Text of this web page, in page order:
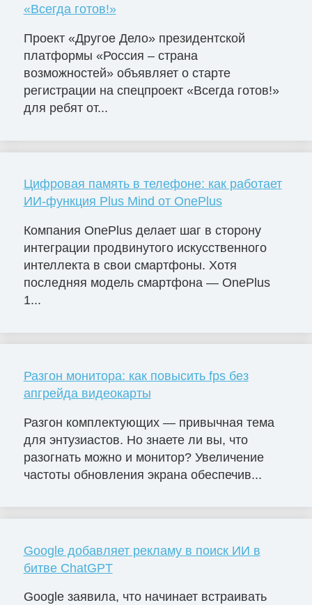
«Всегда готов!»
Проект «Другое Дело» президентской
платформы «Россия – страна
возможностей» объявляет о старте
регистрации на спецпроект «Всегда готов!»
для ребят от...
Цифровая память в телефоне: как работает
ИИ-функция Plus Mind от OnePlus
Компания OnePlus делает шаг в сторону
интеграции продвинутого искусственного
интеллекта в свои смартфоны. Хотя
последняя модель смартфона — OnePlus
1...
Разгон монитора: как повысить fps без
апгрейда видеокарты
Разгон комплектующих — привычная тема
для энтузиастов. Но знаете ли вы, что
разогнать можно и монитор? Увеличение
частоты обновления экрана обеспечив...
Google добавляет рекламу в поиск ИИ в
битве ChatGPT
Google заявила, что начинает встраивать